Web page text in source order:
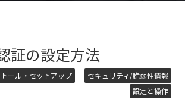
証の設定方法
ール・セットアップ
セキュリティ/脆弱性情報
設定と操作